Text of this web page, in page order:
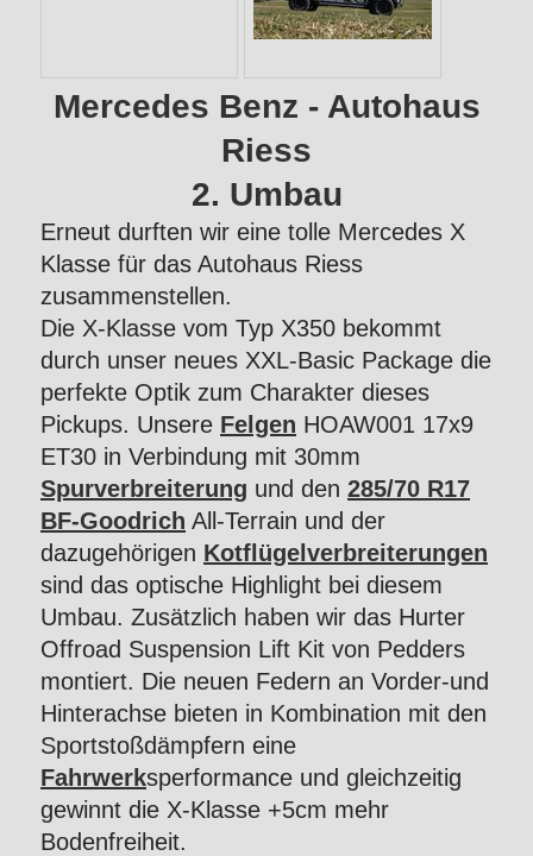
Mercedes Benz - Autohaus
Riess
2. Umbau
Erneut durften wir eine tolle Mercedes X
Klasse für das Autohaus Riess
zusammenstellen.
Die X-Klasse vom Typ X350 bekommt
durch unser neues XXL-Basic Package die
perfekte Optik zum Charakter dieses
Pickups. Unsere Felgen HOAW001 17x9
ET30 in Verbindung mit 30mm
Spurverbreiterung und den 285/70 R17
BF-Goodrich All-Terrain und der
dazugehörigen Kotflügelverbreiterungen
sind das optische Highlight bei diesem
Umbau. Zusätzlich haben wir das Hurter
Offroad Suspension Lift Kit von Pedders
montiert. Die neuen Federn an Vorder-und
Hinterachse bieten in Kombination mit den
Sportstoßdämpfern eine
Fahrwerksperformance und gleichzeitig
gewinnt die X-Klasse +5cm mehr
Bodenfreiheit.